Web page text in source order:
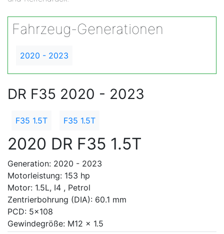
Fahrzeug-Generationen
2020 - 2023
DR F35 2020 - 2023
F35 1.5T F35 1.5T
2020 DR F35 1.5T
Generation: 2020 - 2023
Motorleistung: 153 hp
Motor: 1.5L, I4 , Petrol
Zentrierbohrung (DIA): 60.1 mm
PCD: 5x108
Gewindegröße: M12 x 1.5